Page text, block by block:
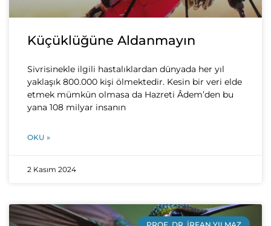
Küçüklüğüne Aldanmayın
Sivrisinekle ilgili hastalıklardan dünyada her yıl
yaklaşık 800.000 kişi ölmektedir. Kesin bir veri elde
etmek mümkün olmasa da Hazreti Âdem’den bu
yana 108 milyar insanın
OKU »
2 Kasım 2024
PROF. DR. İRFAN YILMAZ